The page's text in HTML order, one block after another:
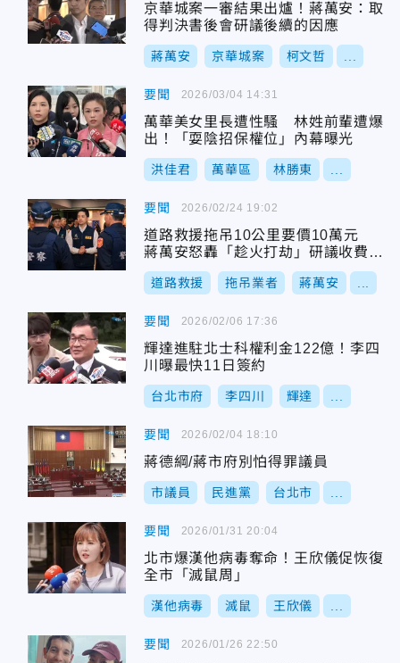
京華城案一審結果出爐！蔣萬安：取
得判決書後會研議後續的因應
蔣萬安 京華城案 柯文哲
要聞
萬華美女里長遭性騷 林姓前輩遭爆
出！「耍陰招保權位」內幕曝光
洪佳君 萬華區 林勝東
2026/03/04 14:31
要聞
道路救援拖吊10公里要價10萬元
蔣萬安怒轟「趁火打劫」研議收費指
引
道路救援 拖吊業者 蔣萬安
2026/02/24 19:02
要聞
輝達進駐北士科權利金122億！李四
川曝最快11日簽約
台北市府 李四川 輝達
2026/02/06 17:36
要聞
蔣德綱/蔣市府別怕得罪議員
市議員 民進黨 台北市
2026/02/04 18:10
要聞
北市爆漢他病毒奪命！王欣儀促恢復
全市「滅鼠周」
漢他病毒 滅鼠 王欣儀
2026/01/31 20:04
要聞 2026/01/26 22:50